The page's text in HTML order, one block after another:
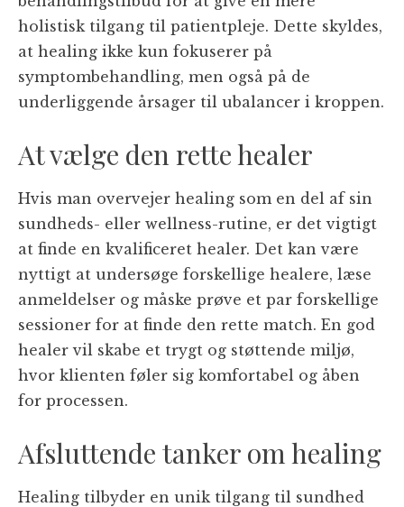
holistisk tilgang til patientpleje. Dette skyldes,
at healing ikke kun fokuserer på
symptombehandling, men også på de
underliggende årsager til ubalancer i kroppen.
At vælge den rette healer
Hvis man overvejer healing som en del af sin
sundheds- eller wellness-rutine, er det vigtigt
at finde en kvalificeret healer. Det kan være
nyttigt at undersøge forskellige healere, læse
anmeldelser og måske prøve et par forskellige
sessioner for at finde den rette match. En god
healer vil skabe et trygt og støttende miljø,
hvor klienten føler sig komfortabel og åben
for processen.
Afsluttende tanker om healing
Healing tilbyder en unik tilgang til sundhed